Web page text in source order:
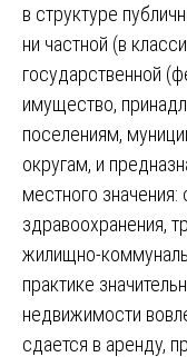
в структуре
ни частной (в
государственной
имущество,
поселениям,
округам, и
местного
здравоохранения,
жилищно-
практике
недвижимости
сдается в аренду,